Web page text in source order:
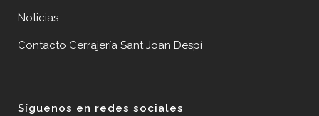
Noticias
Contacto Cerrajería Sant Joan Despí
Síguenos en redes sociales